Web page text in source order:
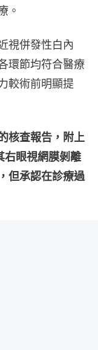
。
視併發性白內
環節均符合醫療
較術前明顯提
核查報告，附上
右眼視網膜剝離
但承認在診療過